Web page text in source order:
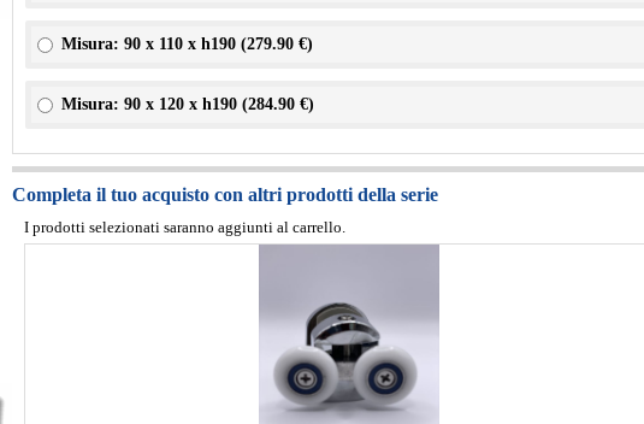
Misura: 90 x 110 x h190 (279.90 €)
Misura: 90 x 120 x h190 (284.90 €)
Completa il tuo acquisto con altri prodotti della serie
I prodotti selezionati saranno aggiunti al carrello.